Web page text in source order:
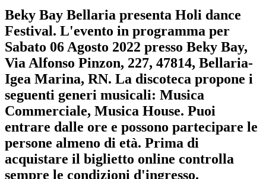
Beky Bay Bellaria presenta Holi dance
Festival. L'evento in programma per
Sabato 06 Agosto 2022 presso Beky Bay,
Via Alfonso Pinzon, 227, 47814, Bellaria-
Igea Marina, RN. La discoteca propone i
seguenti generi musicali: Musica
Commerciale, Musica House. Puoi
entrare dalle ore e possono partecipare le
persone almeno di età. Prima di
acquistare il biglietto online controlla
sempre le condizioni d'ingresso.